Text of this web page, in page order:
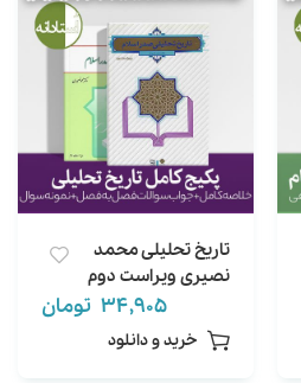
تاریخ تحلیلی محمد
نصیری ویراست دوم
خلاصه + 200 سوال
تالیفی + خودآزمایی
34,905 تومان
خرید و دانلود